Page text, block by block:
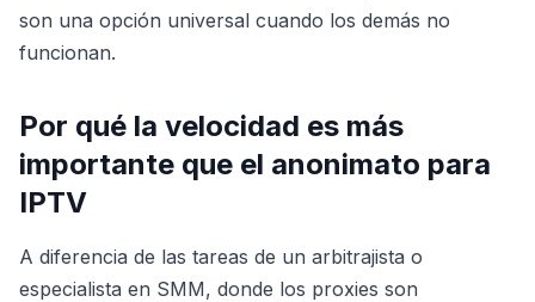
son una opción universal cuando los demás no
funcionan.
Por qué la velocidad es más
importante que el anonimato para
IPTV
A diferencia de las tareas de un arbitrajista o
especialista en SMM, donde los proxies son